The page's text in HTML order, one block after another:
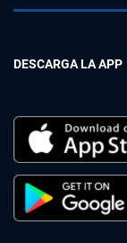
DESCARGA LA APP